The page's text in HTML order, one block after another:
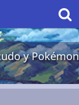
y Pokémon